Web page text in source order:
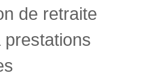
de retraite
prestations